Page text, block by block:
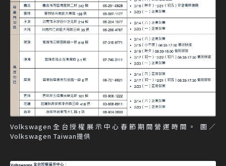
Volkswagen全台授權展示中心春節期間營運時間。 圖／
Volkswagen Taiwan提供